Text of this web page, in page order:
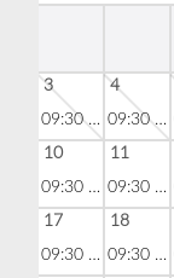
3
09:30 - 17:30
4
09:30 - 17:30
10
09:30 - 17:30
11
09:30 - 17:30
17
09:30 - 17:30
18
09:30 - 17:30